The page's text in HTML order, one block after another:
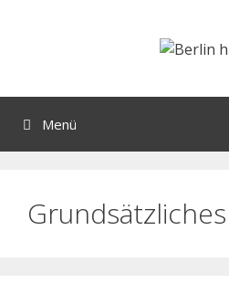
Menü
Grundsätzliches